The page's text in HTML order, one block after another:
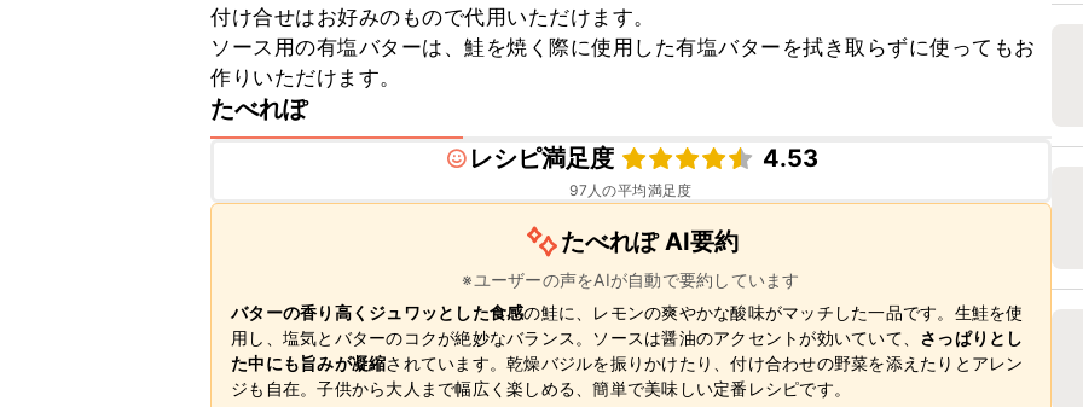
付け合せはお好みのもので代用いただけます。
ソース用の有塩バターは、鮭を焼く際に使用した有塩バターを拭き取らずに使ってもお
作りいただけます。
たべれぽ
レシピ満足度
4.53
97 人の平均満足度
たべれぽ AI要約
※ユーザーの声をAIが自動で要約しています
バターの香り高くジュワッとした食感の鮭に、レモンの爽やかな酸味がマッチした一品です。生鮭を使
用し、塩気とバターのコクが絶妙なバランス。ソースは醤油のアクセントが効いていて、 さっぱりとし
た中にも旨みが凝縮されています。乾燥バジルを振りかけたり、付け合わせの野菜を添えたりとアレン
ジも自在。子供から大人まで幅広く楽しめる、簡単で美味しい定番レシピです。